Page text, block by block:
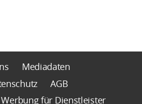
Mediadaten
AGB
Werbung für Dienstleister